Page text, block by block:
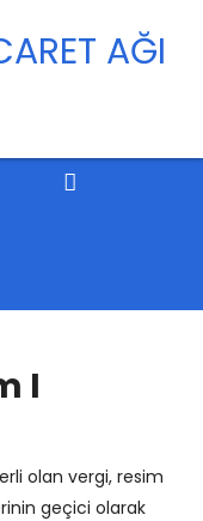
I
olan vergi, resim
geçici olarak